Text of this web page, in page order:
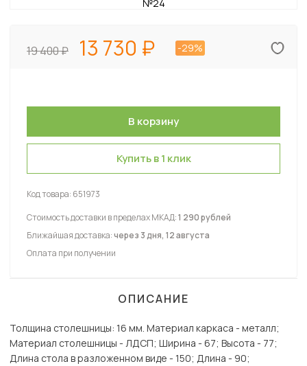
19 400 13 730 -29%
Купить в 1 клик
Код товара: 651973
Стоимость доставки в пределах МКАД:1 290 рублей
Ближайшая доставка:через 3 дня, 12 августа
Оплата при получении
ОПИСАНИЕ
Толщина столешницы: 16 мм. Материал каркаса - металл;
Материал столешницы - ЛДСП; Ширина - 67; Высота - 77;
Длина стола в разложенном виде - 150; Длина - 90;